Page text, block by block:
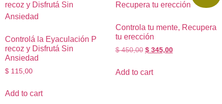
Controlá la Ey​aculación P​
recoz y Di​sfrutá Sin
Ansiedad
$ 115,00
Add to cart
Controla tu mente, Recupera
tu erección​
$450,00 $345,00
Add to cart